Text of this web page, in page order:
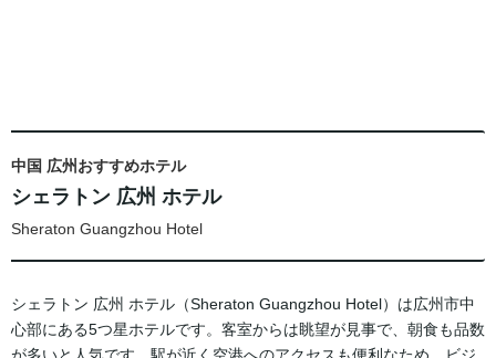
中国 広州おすすめホテル
シェラトン 広州 ホテル
Sheraton Guangzhou Hotel
シェラトン 広州 ホテル（Sheraton Guangzhou Hotel）は広州市中
心部にある5つ星ホテルです。客室からは眺望が見事で、朝食も品数